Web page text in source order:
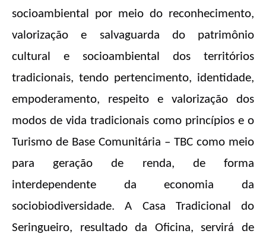
socioambiental por meio do reconhecimento,
valorização e salvaguarda do patrimônio
cultural e socioambiental dos territórios
tradicionais, tendo pertencimento, identidade,
empoderamento, respeito e valorização dos
modos de vida tradicionais como princípios e o
Turismo de Base Comunitária – TBC como meio
para geração de renda, de forma
interdependente da economia da
sociobiodiversidade. A Casa Tradicional do
Seringueiro, resultado da Oficina, servirá de